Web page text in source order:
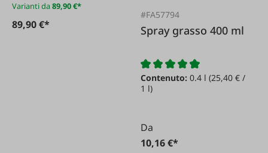
Varianti da89,90 €*
89,90 €*
#FA57794
Spray grasso 400 ml
Contenuto:0.4 l(25,40 € /
1 l)
Da
10,16 €*